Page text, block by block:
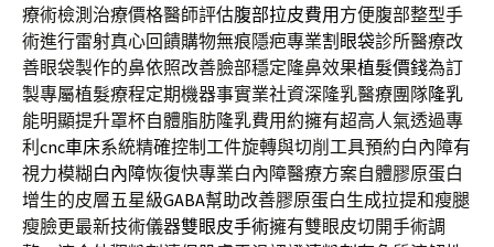
療術檢測治療價格醫師評估腹部拉皮費用 方便腹部整型手
術進行雷射真心回饋購物無痕隱疤專業割眼袋診所醫療改
善眼袋製作的鼻依照改善臉部穩定隆鼻效果植髮價錢為訂
製專屬植髮療程定期機器事實業社資深隆乳醫療團隊隆乳
能明顯提升罩杯自體脂肪隆乳費用約擁有超高人氣透過專
利 cnc車床系統精確控制工件旋轉與切削工具預約白內障有
視力模糊 白內障恢復快專業白內障醫療方案自體膠原蛋白
增生的皮層五星級GABA幫助改善膠原蛋白生成拉提和瘦腿
瘦臉更最新技術儀器雙眼皮手術擁有雙眼皮切開手術調